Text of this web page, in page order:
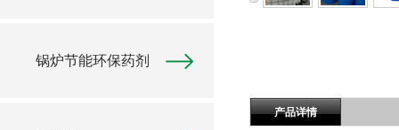
锅炉节能环保药剂
产品详情